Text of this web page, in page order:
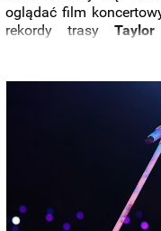
oglądać film
rekordy trasy Taylor
zwyciężczyni
całości i zawiera
pojawi się też w